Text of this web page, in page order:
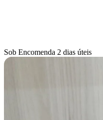
Sob Encomenda 2 dias úteis